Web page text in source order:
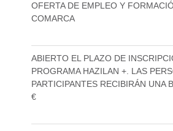
OFERTA DE EMPLEO Y
COMARCA
ABIERTO EL PLAZO DE
PROGRAMA HAZILAN +. LAS
PARTICIPANTES RECIBIRÁN UNA
€